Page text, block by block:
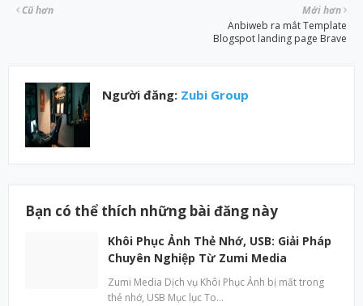
Mới hơn
Anbiweb ra mắt Template
Blogspot landing page Brave
Cũ hơn
Người đăng: Zubi Group
Bạn có thể thích những bài đăng này
Khôi Phục Ảnh Thẻ Nhớ, USB: Giải Pháp
Chuyên Nghiệp Từ Zumi Media
Zumi Media Dịch vụ Khôi Phục Ảnh bị mất trong
thẻ nhớ, USB Mục lục To…